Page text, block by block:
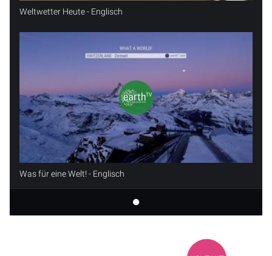
Weltwetter Heute - Englisch
Was für eine Welt! - Englisch